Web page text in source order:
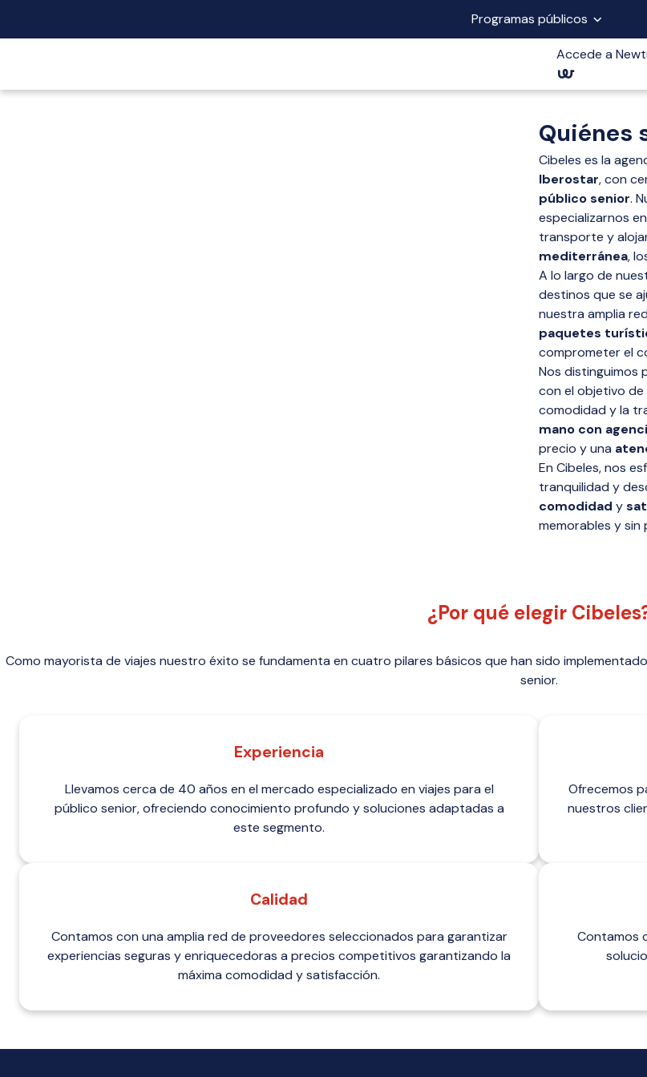
Programas públicos
Accede a
Quiénes
Cibeles es la
Iberostar, con
público senior.
especializarnos
transporte y
mediterránea,
A lo largo de
destinos que se
nuestra amplia
paquetes
comprometer el
Nos distinguimos
con el objetivo de
comodidad y la
mano con
precio y una
En Cibeles, nos
tranquilidad y
comodidad y
memorables y sin
¿Por qué elegir
Como mayorista de viajes nuestro éxito se fundamenta en cuatro pilares básicos que han sido
senior.
Experiencia
Llevamos cerca de 40 años en el mercado especializado en viajes para el
público senior, ofreciendo conocimiento profundo y soluciones adaptadas a
este segmento.
Ofrecemos
nuestros
Calidad
Contamos con una amplia red de proveedores seleccionados para garantizar
experiencias seguras y enriquecedoras a precios competitivos garantizando la
máxima comodidad y satisfacción.
Contamos